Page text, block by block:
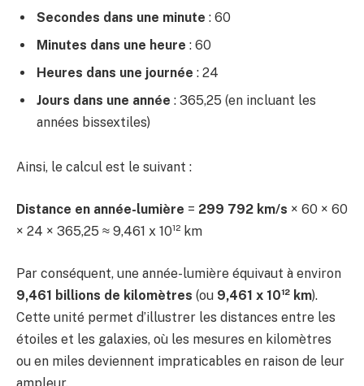
Secondes dans une minute : 60
Minutes dans une heure : 60
Heures dans une journée : 24
Jours dans une année : 365,25 (en incluant les
années bissextiles)
Ainsi, le calcul est le suivant :
Distance en année-lumière = 299 792 km/s × 60 × 60
× 24 × 365,25 ≈ 9,461 x 10¹² km
Par conséquent, une année-lumière équivaut à environ
9,461 billions de kilomètres (ou 9,461 x 10¹² km).
Cette unité permet d’illustrer les distances entre les
étoiles et les galaxies, où les mesures en kilomètres
ou en miles deviennent impraticables en raison de leur
ampleur.